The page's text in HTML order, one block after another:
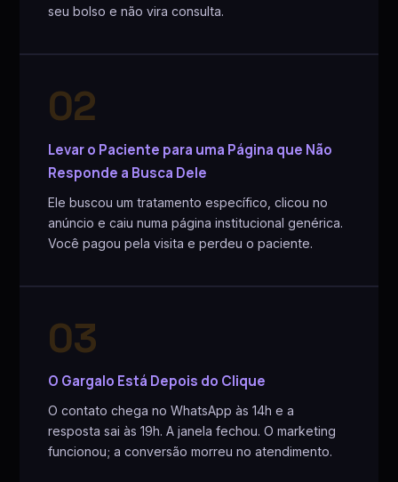
seu bolso e não vira consulta.
02
Levar o Paciente para uma Página que Não
Responde a Busca Dele
Ele buscou um tratamento específico, clicou no
anúncio e caiu numa página institucional genérica.
Você pagou pela visita e perdeu o paciente.
03
O Gargalo Está Depois do Clique
O contato chega no WhatsApp às 14h e a
resposta sai às 19h. A janela fechou. O marketing
funcionou; a conversão morreu no atendimento.